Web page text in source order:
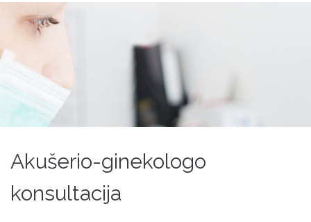
Akušerio-ginekologo
konsultacija